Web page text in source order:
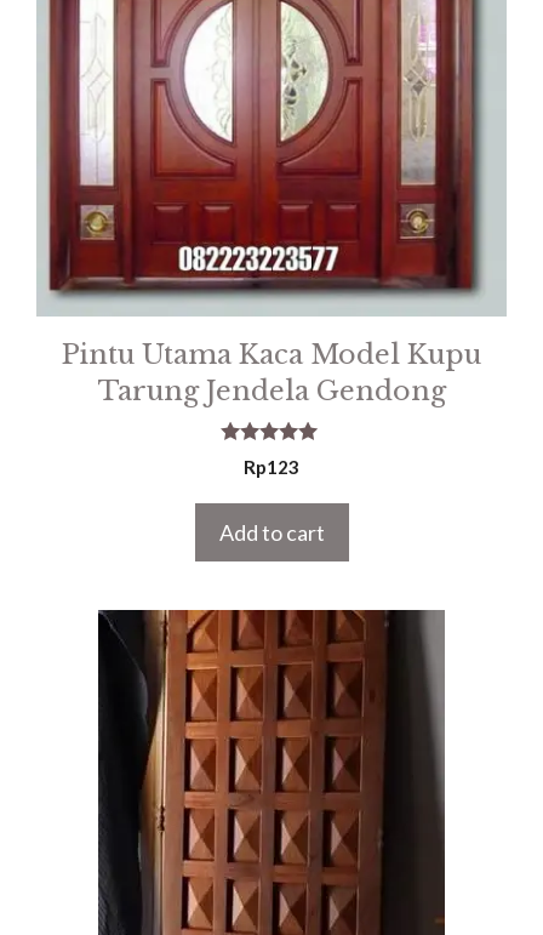
Pintu Utama Kaca Model Kupu
Tarung Jendela Gendong
5.00
out of 5
Rp123
Add to cart